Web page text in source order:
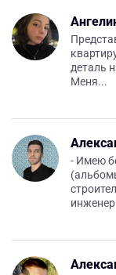
деталь
Меня...
- Имею